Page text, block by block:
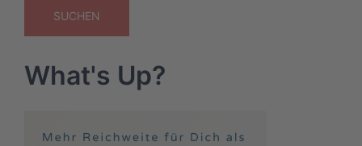
SUCHEN
What's Up?